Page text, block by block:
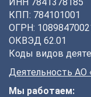
КПП: 784101001
ОГРН:
ОКВЭД 62.01
Коды видов
Деятельность АО
Мы работаем: